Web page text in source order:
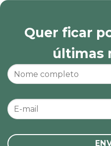
Quer ficar
últimas